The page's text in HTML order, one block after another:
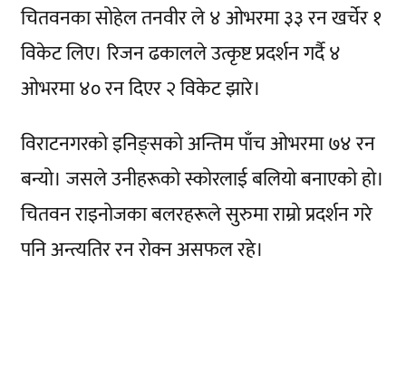
चितवनका सोहेल तनवीर ले ४ ओभरमा ३३ रन खर्चेर १
विकेट लिए। रिजन ढकालले उत्कृष्ट प्रदर्शन गर्दै ४
ओभरमा ४० रन दिएर २ विकेट झारे।
विराटनगरको इनिङ्सको अन्तिम पाँच ओभरमा ७४ रन
बन्यो। जसले उनीहरूको स्कोरलाई बलियो बनाएको हो।
चितवन राइनोजका बलरहरूले सुरुमा राम्रो प्रदर्शन गरे
पनि अन्त्यतिर रन रोक्न असफल रहे।